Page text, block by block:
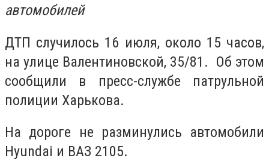
автомобилей
ДТП случилось 16 июля, около 15 часов,
на улице Валентиновской, 35/81. Об этом
сообщили в пресс-службе патрульной
полиции Харькова.
На дороге не разминулись автомобили
Нyundai и ВАЗ 2105.